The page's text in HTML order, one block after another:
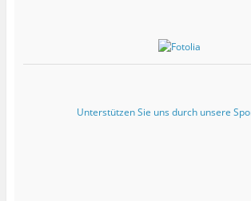
Unterstützen Sie uns durch unsere